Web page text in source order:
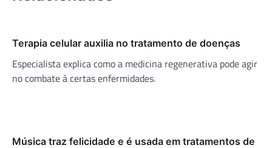
Terapia celular auxilia no tratamento de doenças
Especialista explica como a medicina regenerativa pode agir
no combate à certas enfermidades.
Música traz felicidade e é usada em tratamentos de